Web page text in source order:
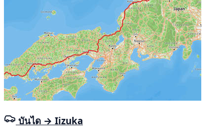
บันได → Iizuka